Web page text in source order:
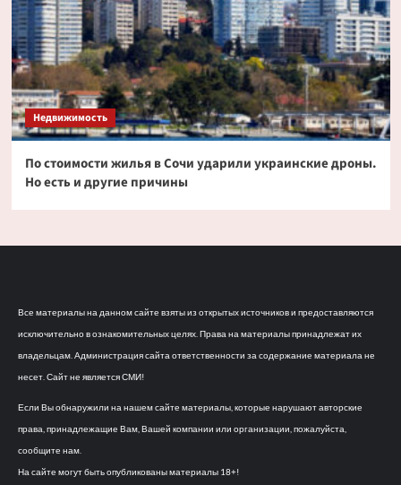
Недвижимость
По стоимости жилья в Сочи ударили украинские дроны.
Но есть и другие причины
Все материалы на данном сайте взяты из открытых источников и предоставляются
исключительно в ознакомительных целях. Права на материалы принадлежат их
владельцам. Администрация сайта ответственности за содержание материала не
несет. Сайт не является СМИ!
Если Вы обнаружили на нашем сайте материалы, которые нарушают авторские
права, принадлежащие Вам, Вашей компании или организации, пожалуйста,
сообщите нам.
На сайте могут быть опубликованы материалы 18+!